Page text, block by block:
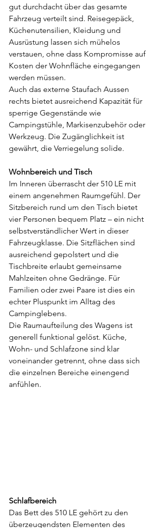
gut durchdacht über das gesamte
Fahrzeug verteilt sind. Reisegepäck,
Küchenutensilien, Kleidung und
Ausrüstung lassen sich mühelos
verstauen, ohne dass Kompromisse auf
Kosten der Wohnfläche eingegangen
werden müssen.
Auch das externe Staufach Aussen
rechts bietet ausreichend Kapazität für
sperrige Gegenstände wie
Campingstühle, Markisenzubehör oder
Werkzeug. Die Zugänglichkeit ist
gewährt, die Verriegelung solide.
Wohnbereich und Tisch
Im Inneren überrascht der 510 LE mit
einem angenehmen Raumgefühl. Der
Sitzbereich rund um den Tisch bietet
vier Personen bequem Platz – ein nicht
selbstverständlicher Wert in dieser
Fahrzeugklasse. Die Sitzflächen sind
ausreichend gepolstert und die
Tischbreite erlaubt gemeinsame
Mahlzeiten ohne Gedränge. Für
Familien oder zwei Paare ist dies ein
echter Pluspunkt im Alltag des
Campinglebens.
Die Raumaufteilung des Wagens ist
generell funktional gelöst. Küche,
Wohn- und Schlafzone sind klar
voneinander getrennt, ohne dass sich
die einzelnen Bereiche einengend
anfühlen.
Schlafbereich
Das Bett des 510 LE gehört zu den
überzeugendsten Elementen des